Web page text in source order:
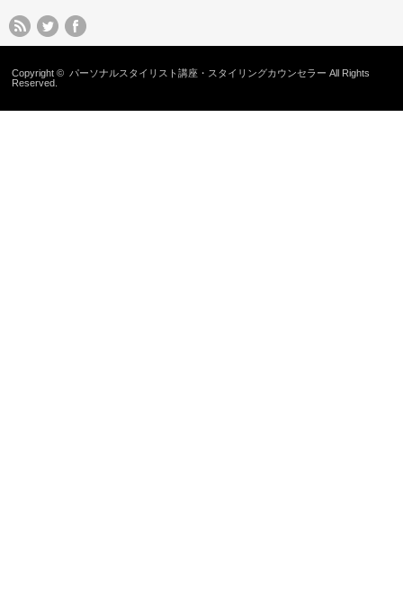
Copyright © パーソナルスタイリスト講座・スタイリングカウンセラー All Rights
Reserved.